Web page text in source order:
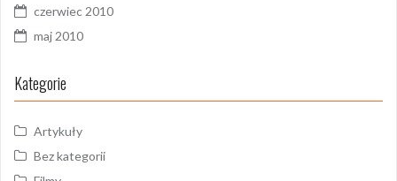
czerwiec 2010
maj 2010
Kategorie
Artykuły
Bez kategorii